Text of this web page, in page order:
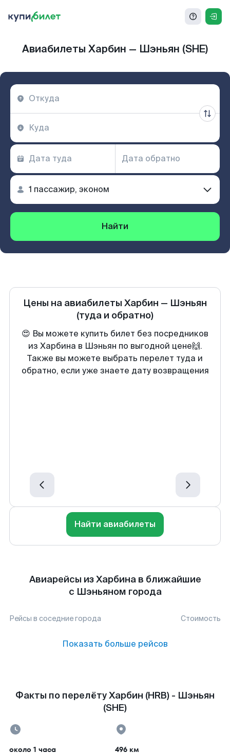
Авиабилеты Харбин — Шэньян (SHE)
Найти
Цены на авиабилеты Харбин — Шэньян
(туда и обратно)
😍 Вы можете купить билет без посредников
из Харбина в Шэньян по выгодной цене🙌.
Также вы можете выбрать перелет туда и
обратно, если уже знаете дату возвращения
Найти авиабилеты
Авиарейсы из Харбина в ближайшие
с Шэньяном города
Рейсы в соседние города Стоимость
Показать больше рейсов
Факты по перелёту Харбин (HRB) - Шэньян
(SHE)
около 1 часа 496 км